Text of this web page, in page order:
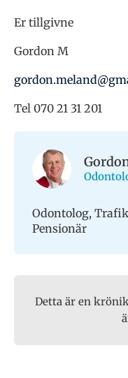
Er tillgivne
Gordon M
Tel 070 21 31 201
Odontolog,
Pensionär
Detta är en